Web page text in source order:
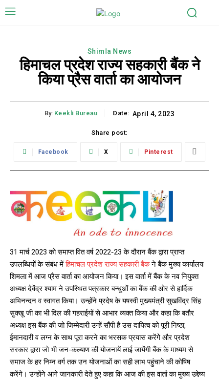
Shimla News
हिमाचल प्रदेश राज्य सहकारी बैंक ने
किया प्रैस वार्ता का आयोजन
By: Keekli Bureau Date: April 4, 2023
Share post:
Facebook X Pinterest
31 मार्च 2023 को समाप्त वित वर्ष 2022-23 के दौरान बैंक द्वारा प्राप्त
उपलब्धियों के संबंध मेंहिमाचल प्रदेश राज्य सहकारी बैंकने बैंक मुख्य कार्यालय
शिमला में आज प्रैस वार्ता का आयोजन किया। इस वार्ता में बैंक के नव नियुक्त
अध्यक्ष देवेंद्र श्याम ने उपस्थित पत्रकार बन्धुओं का बैंक की ओर से हार्दिक
अभिनन्दन व स्वागत किया। उन्होंने प्रदेष के यषस्वी मुख्यमंत्री सुखविंद्र सिंह
सुक्खू जी का भी दिल की गहराईयों से आभार व्यक्त किया और कहा कि बतौर
अध्यक्ष इस बैंक की जो जिम्मेदारी उन्हें सौंपी है उस दायित्व को पूरी निष्ठा,
ईमानदारी व लग्न के साथ पूरा करने का भरसक प्रयास करेंगेे और प्रदेश
सरकार द्वारा जो भी जन-कल्याण की योजनायें लाई जायेंगी बैंक के माध्यम से
समाज के हर निम्न वर्ग तक उन योजनाओं का सही लाभ पहुंचाने की कोषिष
करेंगे। उन्होंने आगे जानकारी देते हुए कहा कि आज की इस वार्ता का मुख्य उद्देष्य